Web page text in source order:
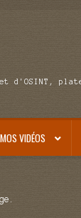
d'OSINT,
VIDÉOS